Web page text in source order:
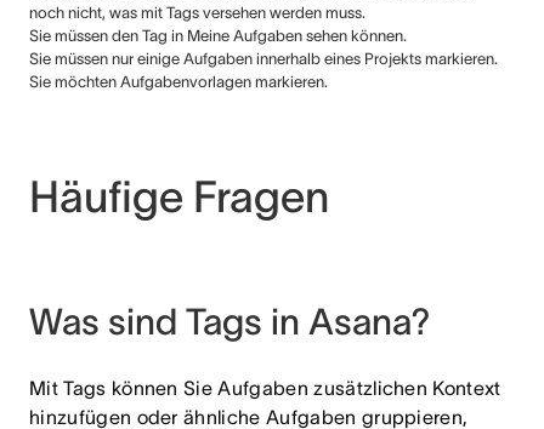
noch nicht, was mit Tags versehen werden muss.
Sie müssen den Tag in Meine Aufgaben sehen können.
Sie müssen nur einige Aufgaben innerhalb eines Projekts markieren.
Sie möchten Aufgabenvorlagen markieren.
Häufige Fragen
Was sind Tags in Asana?
Mit Tags können Sie Aufgaben zusätzlichen Kontext
hinzufügen oder ähnliche Aufgaben gruppieren,